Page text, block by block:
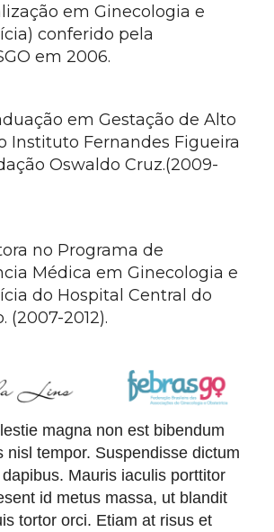
em Ginecologia e
conferido pela
em 2006.
em Gestação de Alto
Instituto Fernandes Figueira
Oswaldo Cruz.(2009-
no Programa de
Médica em Ginecologia e
do Hospital Central do
(2007-2012).
magna non est bibendum
nisl tempor. Suspendisse dictum
Mauris iaculis porttitor
id metus massa, ut blandit
tortor orci. Etiam at risus et